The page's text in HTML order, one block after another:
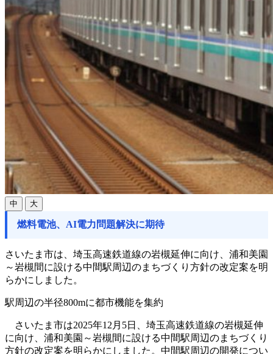
中 大
燃料電池、AI電力問題解決に期待
さいたま市は、埼玉高速鉄道線の岩槻延伸に向け、浦和美園
～岩槻間に設ける中間駅周辺のまちづくり方針の改定案を明
らかにしました。
駅周辺の半径800mに都市機能を集約
さいたま市は2025年12月5日、埼玉高速鉄道線の岩槻延伸
に向け、浦和美園～岩槻間に設ける中間駅周辺のまちづくり
方針の改定案を明らかにしました。中間駅周辺の開発につい